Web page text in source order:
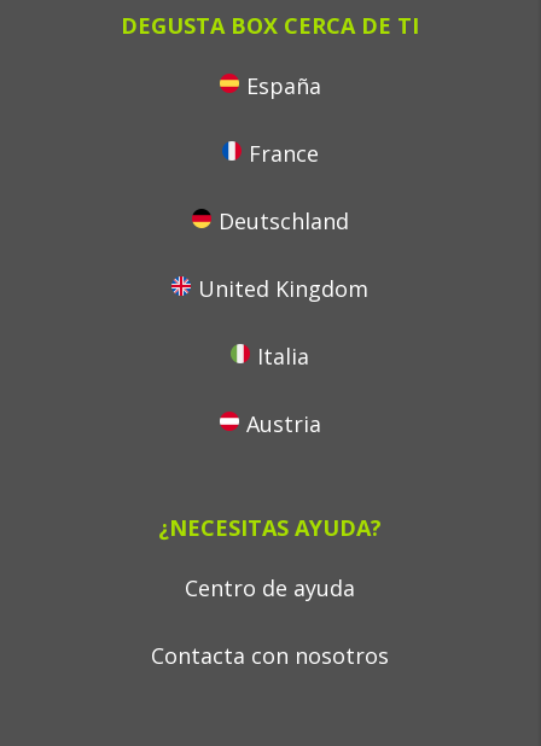
DEGUSTA BOX CERCA DE TI
España
France
Deutschland
United Kingdom
Italia
Austria
¿NECESITAS AYUDA?
Centro de ayuda
Contacta con nosotros